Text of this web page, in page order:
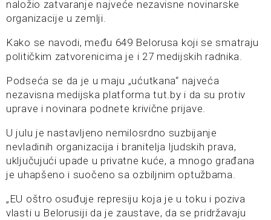
naložio zatvaranje najveće nezavisne novinarske
organizacije u zemlji.
Kako se navodi, među 649 Belorusa koji se smatraju
političkim zatvorenicima je i 27 medijskih radnika.
Podseća se da je u maju „ućutkana“ najveća
nezavisna medijska platforma tut.by i da su protiv
uprave i novinara podnete krivične prijave.
U julu je nastavljeno nemilosrdno suzbijanje
nevladinih organizacija i branitelja ljudskih prava,
uključujući upade u privatne kuće, a mnogo građana
je uhapšeno i suočeno sa ozbiljnim optužbama.
„EU oštro osuđuje represiju koja je u toku i poziva
vlasti u Belorusiji da je zaustave, da se pridržavaju